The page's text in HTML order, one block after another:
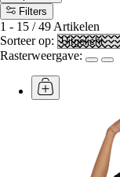
Filters
1 - 15 / 49 Artikelen
Sorteer op:
Rasterweergave: